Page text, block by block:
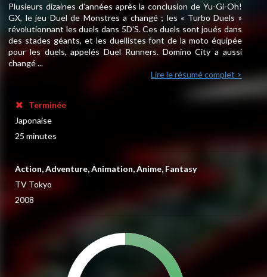
Plusieurs dizaines d'années après la conclusion de Yu-Gi-Oh!
GX, le jeu Duel de Monstres a changé ; les « Turbo Duels »
révolutionnant les duels dans 5D'S. Ces duels sont joués dans
des stades géants, et les duellistes font de la moto équipée
pour les duels, appelés Duel Runners. Domino City a aussi
changé ...
Lire le résumé complet >
Terminée
Japonaise
25 minutes
Action, Adventure, Animation, Anime, Fantasy
TV Tokyo
2008